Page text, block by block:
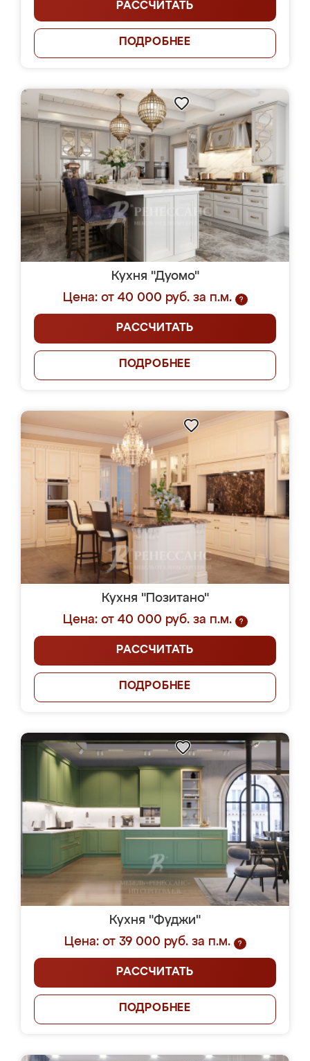
РАССЧИТАТЬ
ПОДРОБНЕЕ
Кухня "Дуомо"
Цена: от 40 000 руб. за п.м.
?
РАССЧИТАТЬ
ПОДРОБНЕЕ
Кухня "Позитано"
Цена: от 40 000 руб. за п.м.
?
РАССЧИТАТЬ
ПОДРОБНЕЕ
Кухня "Фуджи"
Цена: от 39 000 руб. за п.м.
?
РАССЧИТАТЬ
ПОДРОБНЕЕ